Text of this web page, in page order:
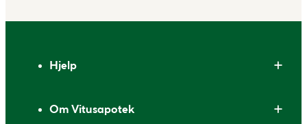
Hjelp
Om Vitusapotek